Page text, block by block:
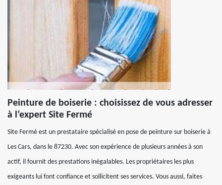
Peinture de boiserie : choisissez de vous adresser
à l’expert Site Fermé
Site Fermé est un prestataire spécialisé en pose de peinture sur boiserie à
Les Cars, dans le 87230. Avec son expérience de plusieurs années à son
actif, il fournit des prestations inégalables. Les propriétaires les plus
exigeants lui font confiance et sollicitent ses services. Vous aussi, faites